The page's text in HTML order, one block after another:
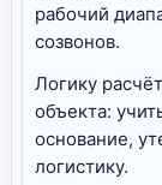
рабочий
созвонов.
Логику
объекта:
основание,
логистику.